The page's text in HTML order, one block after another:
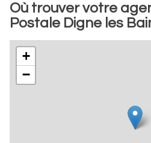
Où trouver votre
Postale Digne les
+
−